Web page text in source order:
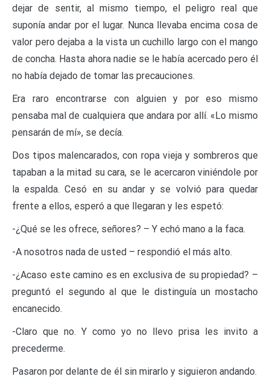
dejar de sentir, al mismo tiempo, el peligro real que
suponía andar por el lugar. Nunca llevaba encima cosa de
valor pero dejaba a la vista un cuchillo largo con el mango
de concha. Hasta ahora nadie se le había acercado pero él
no había dejado de tomar las precauciones.
Era raro encontrarse con alguien y por eso mismo
pensaba mal de cualquiera que andara por allí. «Lo mismo
pensarán de mí», se decía.
Dos tipos malencarados, con ropa vieja y sombreros que
tapaban a la mitad su cara, se le acercaron viniéndole por
la espalda. Cesó en su andar y se volvió para quedar
frente a ellos, esperó a que llegaran y les espetó:
-¿Qué se les ofrece, señores? – Y echó mano a la faca.
-A nosotros nada de usted – respondió el más alto.
-¿Acaso este camino es en exclusiva de su propiedad? –
preguntó el segundo al que le distinguía un mostacho
encanecido.
-Claro que no. Y como yo no llevo prisa les invito a
precederme.
Pasaron por delante de él sin mirarlo y siguieron andando.